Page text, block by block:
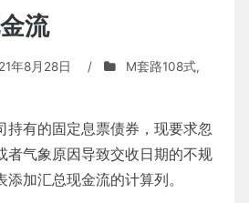
流
年8月28日 / M套路108式,
持有的固定息票债券，现要求忽
者气象原因导致交收日期的不规
加汇总现金流的计算列。